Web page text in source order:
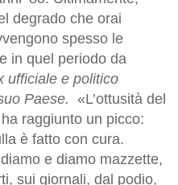
degrado che orai
spesso le
in quel periodo da
ufficiale e politico
Paese. «L’ottusità del
ha raggiunto un picco:
è fatto con cura.
e diamo mazzette,
sui giornali, dal podio,